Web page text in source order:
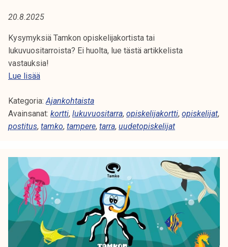
i
k
o
k
e
a
k
u
u
o
s
U
U
E
T
O
I
S
K
20.8.2025
Kysymyksiä Tamkon opiskelijakortista tai
lukuvuositarroista? Ei huolta, lue tästä artikkelista
vastauksia!
Lue lisääO
i
s
k
a
k
o
r
t
Kategoria:Ajankohtaista
Avainsanat: kortti, lukuvuositarra, opiskelijakortti, opiskelijat,
postitus, tamko, tampere, tarra, uudetopiskelijat